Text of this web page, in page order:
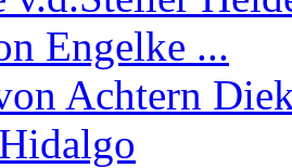
Engelke ...
Achtern